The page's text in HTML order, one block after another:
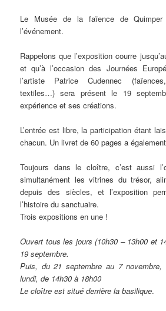
Le Musée de la faïence de
l’événement.
Rappelons que l’exposition courre
et qu’à l’occasion des Journées
l’artiste Patrice Cudennec
textiles…) sera présent le 19
expérience et ses créations.
L’entrée est libre, la participation étant
chacun. Un livret de 60 pages a
Toujours dans le cloître, c’est aussi
simultanément les vitrines du trésor,
depuis des siècles, et l’exposition
l’histoire du sanctuaire.
Trois expositions en une !
Ouvert tous les jours (10h30 – 13h00 et
19 septembre.
Puis, du 21 septembre au 7
lundi, de 14h30 à 18h00
Le cloître est situé derrière la basilique.